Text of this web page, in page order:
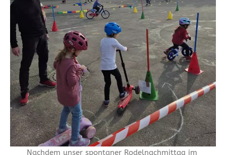
Nachdem unser spontaner Rodelnachmittag im